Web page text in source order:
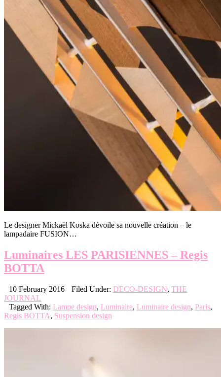
Le designer Mickaël Koska dévoile sa nouvelle création – le
lampadaire FUSION…
Luminaires LES PARISIENNES – Regis
BOTTA
10 February 2016 Filed Under: DECO-DESIGN, THE
JOURNAL
Tagged With: Lampe design, Luminaire, Luminaire design, Paris,
Regis BOTTA, Suspension design